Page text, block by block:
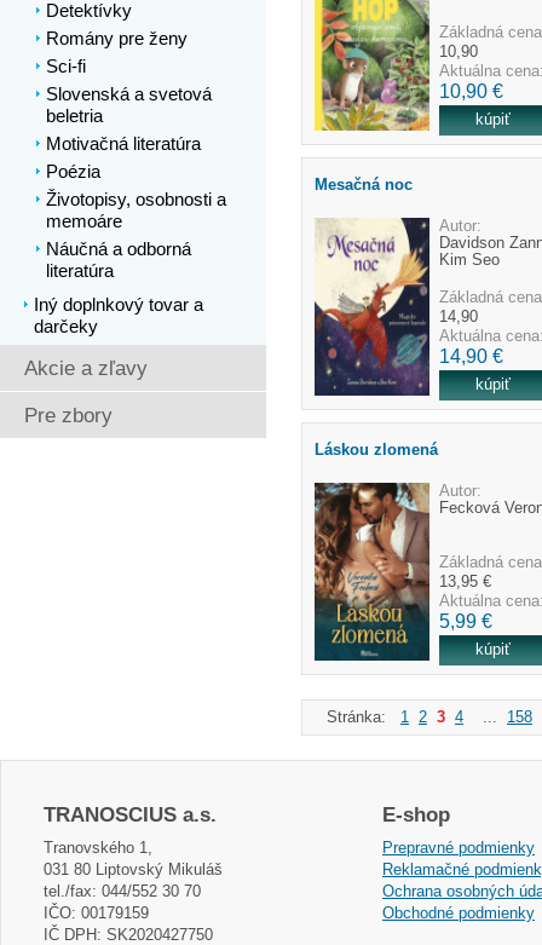
Základná
10,90
Aktuálna
10,90 €
Mesačná noc
Autor:
Davidson
Kim Seo
Základná
14,90
Aktuálna
14,90 €
Láskou zlomená
Autor:
Fecková
Základná
13,95 €
Aktuálna
5,99 €
Stránka: 1 2 3 4 158
Detektívky
Romány pre ženy
Sci-fi
Slovenská a svetová
beletria
Motivačná literatúra
Poézia
Životopisy, osobnosti a
memoáre
Náučná a odborná
literatúra
Iný doplnkový tovar a
darčeky
Akcie a zľavy
Pre zbory
TRANOSCIUS a.s.
Tranovského 1,
031 80 Liptovský Mikuláš
tel./fax: 044/552 30 70
IČO: 00179159
IČ DPH: SK2020427750
E-shop
Prepravné podmienky
Reklamačné
Ochrana osobných
Obchodné podmienky